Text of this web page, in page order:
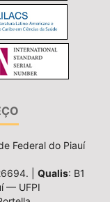
Federal do Piauí
| Qualis: B1
— UFPI